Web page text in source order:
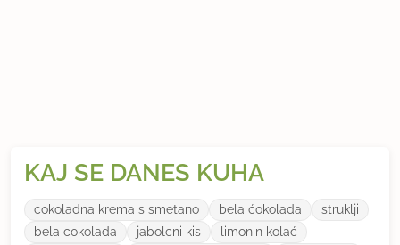
KAJ SE DANES KUHA
cokoladna krema s smetano bela ćokolada
struklji
bela cokolada
jabolcni kis
limonin kolać